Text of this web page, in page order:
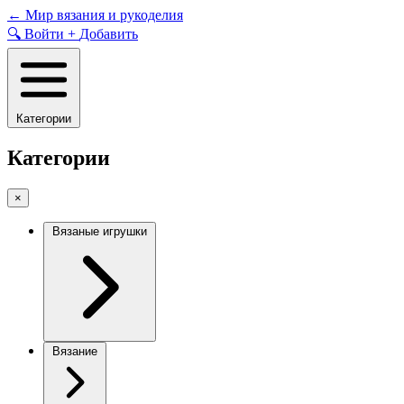
Skip
to
content
← Мир вязания и рукоделия
🔍 Войти + Добавить
Категории
Категории
×
Вязаные игрушки
Вязание